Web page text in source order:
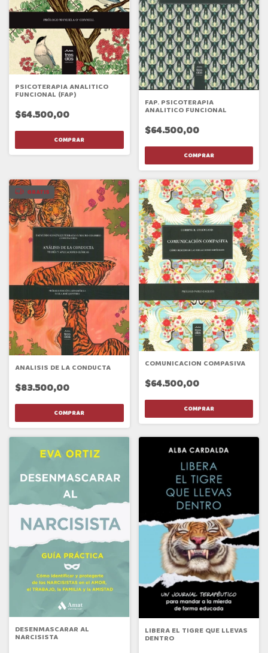
PSICOTERAPIA ANALITICO
FUNCIONAL (FAP)
$64.500,00
FAP. PSICOTERAPIA
ANALITICO FUNCIONAL
$64.500,00
GRATIS
ANALISIS DE LA CONDUCTA
$83.500,00
COMUNICACION COMPASIVA
$64.500,00
DESENMASCARAR AL
NARCISISTA
LIBERA EL TIGRE QUE LLEVAS
DENTRO